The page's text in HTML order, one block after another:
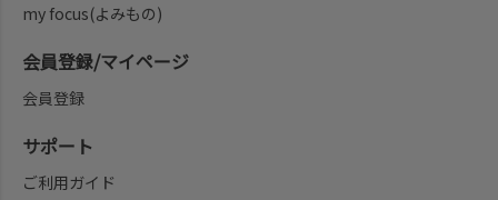
my focus(よみもの)
会員登録/マイページ
会員登録
サポート
ご利用ガイド